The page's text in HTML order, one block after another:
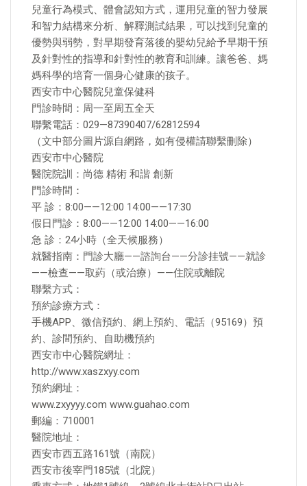
兒童行為模式、體會認知方式，運用兒童的智力發展
和智力結構來分析、解釋測試結果，可以找到兒童的
優勢與弱勢，對早期發育落後的嬰幼兒給予早期干預
及針對性的指導和針對性的教育和訓練。讓爸爸、媽
媽科學的培育一個身心健康的孩子。
西安市中心醫院兒童保健科
門診時間：周一至周五全天
聯繫電話：029—87390407/62812594
（文中部分圖片源自網路，如有侵權請聯繫刪除）
西安市中心醫院
醫院院訓：尚德 精術 和諧 創新
門診時間：
平 診：8:00——12:00 14:00——17:30
假日門診：8:00——12:00 14:00——16:00
急 診：24小時（全天候服務）
就醫指南：門診大廳——諮詢台——分診挂號——就診
——檢查——取葯（或治療）——住院或離院
聯繫方式：
預約診療方式：
手機APP、微信預約、網上預約、電話（95169）預
約、診間預約、自助機預約
西安市中心醫院網址：
http://www.xaszxyy.com
預約網址：
www.zxyyyy.com www.guahao.com
郵編：710001
醫院地址：
西安市西五路161號（南院）
西安市後宰門185號（北院）